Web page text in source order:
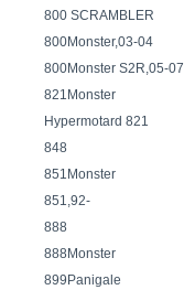
800 SCRAMBLER
800Monster,03-04
800Monster S2R,05-07
821Monster
Hypermotard 821
848
851Monster
851,92-
888
888Monster
899Panigale